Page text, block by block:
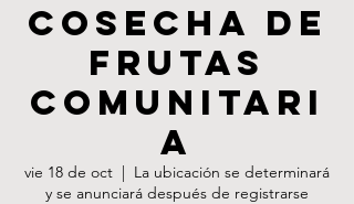
Cosecha de
frutas
comunitari
a
vie 18 de oct
  |
La ubicación se determinará
y se anunciará después de registrarse